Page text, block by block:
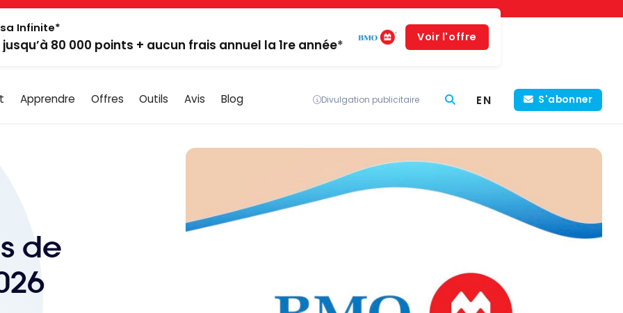
Infinite*
80 000 points + aucun frais annuel la 1re année*
Voir l'offre
Apprendre Offres Outils Avis Blog Divulgation publicitaire EN S'abonner
de